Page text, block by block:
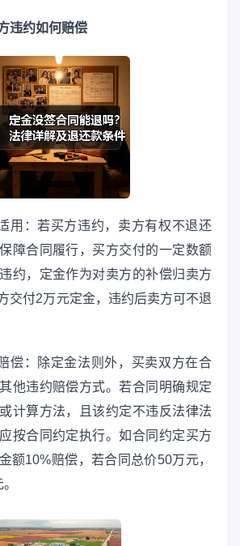
违约如何赔偿
用：若买方违约，卖方有权不退还
障合同履行，买方交付的一定数额
约，定金作为对卖方的补偿归卖方
交付2万元定金，违约后卖方可不退
偿：除定金法则外，买卖双方在合
他违约赔偿方式。若合同明确规定
计算方法，且该约定不违反法律法
按合同约定执行。如合同约定买方
额10%赔偿，若合同总价50万元，